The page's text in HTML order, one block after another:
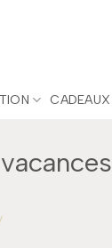
CADEAUX